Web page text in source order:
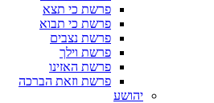
פרשת כי תצא
פרשת כי תבוא
פרשת נצבים
פרשת וילך
פרשת האזינו
פרשת וזאת הברכה
יהושע